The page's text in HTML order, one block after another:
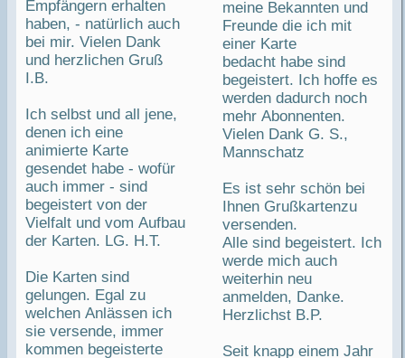
Empfängern erhalten
haben, - natürlich auch
bei mir. Vielen Dank
und herzlichen Gruß
I.B.
Ich selbst und all jene,
denen ich eine
animierte Karte
gesendet habe - wofür
auch immer - sind
begeistert von der
Vielfalt und vom Aufbau
der Karten. LG. H.T.
Die Karten sind
gelungen. Egal zu
welchen Anlässen ich
sie versende, immer
kommen begeisterte
meine Bekannten und
Freunde die ich mit
einer Karte
bedacht habe sind
begeistert. Ich hoffe es
werden dadurch noch
mehr Abonnenten.
Vielen Dank G. S.,
Mannschatz
Es ist sehr schön bei
Ihnen Grußkartenzu
versenden.
Alle sind begeistert. Ich
werde mich auch
weiterhin neu
anmelden, Danke.
Herzlichst B.P.
Seit knapp einem Jahr